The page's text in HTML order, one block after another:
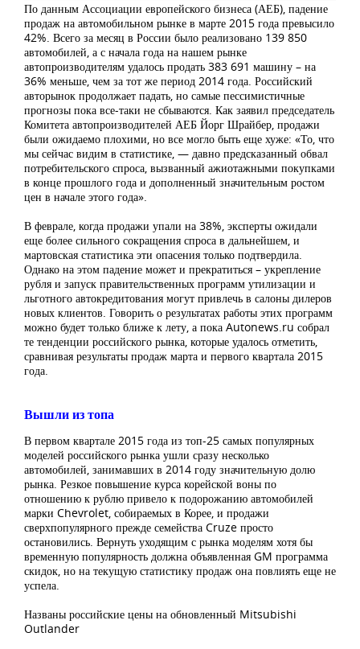
По данным Ассоциации европейского бизнеса (АЕБ), падение
продаж на автомобильном рынке в марте 2015 года превысило
42%. Всего за месяц в России было реализовано 139 850
автомобилей, а с начала года на нашем рынке
автопроизводителям удалось продать 383 691 машину – на
36% меньше, чем за тот же период 2014 года. Российский
авторынок продолжает падать, но самые пессимистичные
прогнозы пока все-таки не сбываются. Как заявил председатель
Комитета автопроизводителей АЕБ Йорг Шрайбер, продажи
были ожидаемо плохими, но все могло быть еще хуже: «То, что
мы сейчас видим в статистике, — давно предсказанный обвал
потребительского спроса, вызванный ажиотажными покупками
в конце прошлого года и дополненный значительным ростом
цен в начале этого года».
В феврале, когда продажи упали на 38%, эксперты ожидали
еще более сильного сокращения спроса в дальнейшем, и
мартовская статистика эти опасения только подтвердила.
Однако на этом падение может и прекратиться – укрепление
рубля и запуск правительственных программ утилизации и
льготного автокредитования могут привлечь в салоны дилеров
новых клиентов. Говорить о результатах работы этих программ
можно будет только ближе к лету, а пока Autonews.ru собрал
те тенденции российского рынка, которые удалось отметить,
сравнивая результаты продаж марта и первого квартала 2015
года.
Вышли из топа
В первом квартале 2015 года из топ-25 самых популярных
моделей российского рынка ушли сразу несколько
автомобилей, занимавших в 2014 году значительную долю
рынка. Резкое повышение курса корейской воны по
отношению к рублю привело к подорожанию автомобилей
марки Chevrolet, собираемых в Корее, и продажи
сверхпопулярного прежде семейства Cruze просто
остановились. Вернуть уходящим с рынка моделям хотя бы
временную популярность должна объявленная GM программа
скидок, но на текущую статистику продаж она повлиять еще не
успела.
Названы российские цены на обновленный Mitsubishi
Outlander